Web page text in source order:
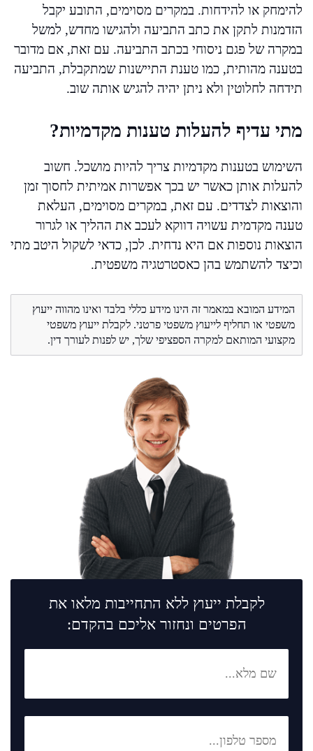
להימחק או להידחות. במקרים מסוימים, התובע יקבל
הזדמנות לתקן את כתב התביעה ולהגישו מחדש, למשל
במקרה של פגם ניסוחי בכתב התביעה. עם זאת, אם מדובר
בטענה מהותית, כמו טענת התיישנות שמתקבלת, התביעה
תידחה לחלוטין ולא ניתן יהיה להגיש אותה שוב.
מתי עדיף להעלות טענות מקדמיות?
השימוש בטענות מקדמיות צריך להיות מושכל. חשוב
להעלות אותן כאשר יש בכך אפשרות אמיתית לחסוך זמן
והוצאות לצדדים. עם זאת, במקרים מסוימים, העלאת
טענה מקדמית עשויה דווקא לעכב את ההליך או לגרור
הוצאות נוספות אם היא נדחית. לכן, כדאי לשקול היטב מתי
וכיצד להשתמש בהן כאסטרטגיה משפטית.
המידע המובא במאמר זה הינו מידע כללי בלבד ואינו מהווה ייעוץ
משפטי או תחליף לייעוץ משפטי פרטני. לקבלת ייעוץ משפטי
מקצועי המותאם למקרה הספציפי שלך, יש לפנות לעורך דין.
לקבלת ייעוץ ללא התחייבות מלאו את
הפרטים ונחזור אליכם בהקדם: